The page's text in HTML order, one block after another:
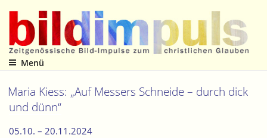
Inhalt
springen
Zeitgenössische Bild-Impulse zum christlichen Glauben
Menü
Maria Kiess: „Auf Messers Schneide – durch dick
und dünn“
05.10. – 20.11.2024